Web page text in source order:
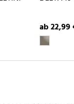
ab 22,99